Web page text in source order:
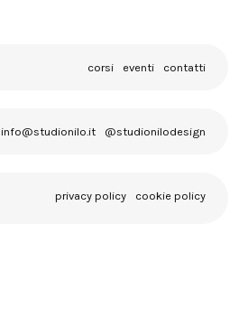
corsi eventi contatti
info@studionilo.it @studionilodesign
privacy policy cookie policy